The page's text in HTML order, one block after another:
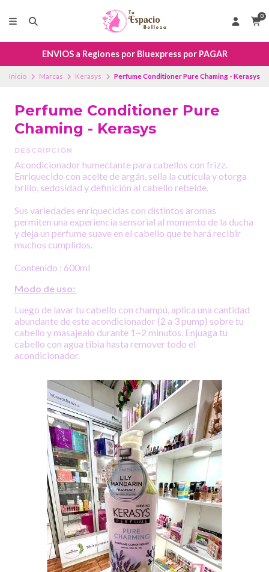
0
ENVIOS a Regiones por Bluexpress por PAGAR
Inicio Marcas Kerasys Perfume Conditioner Pure Chaming - Kerasys
Perfume Conditioner Pure
Chaming - Kerasys
DESCRIPCIÓN
Acondicionador humectante para cabellos con frizz.
Enriquecido con aceite de argán, sella la cutícula y otorga
brillo, sedosidad y definición al cabello rebelde.
Sus variedades enriquecidas con distintos aromas
permiten una experiencia sensorial al momento de la ducha
y deja un perfume suave en el cabello que te hará recibir
muchos cumplidos.
Contenido : 600ml
Modo de uso:
Luego de lavar tu cabello con champú, aplica una cantidad
abundante de este acondicionador (2 a 3 pump) sobre tu
cabello y masajealo durante 1~2 minutos. Enjuaga tu
cabello con agua tibia hasta remover todo el
acondicionador.